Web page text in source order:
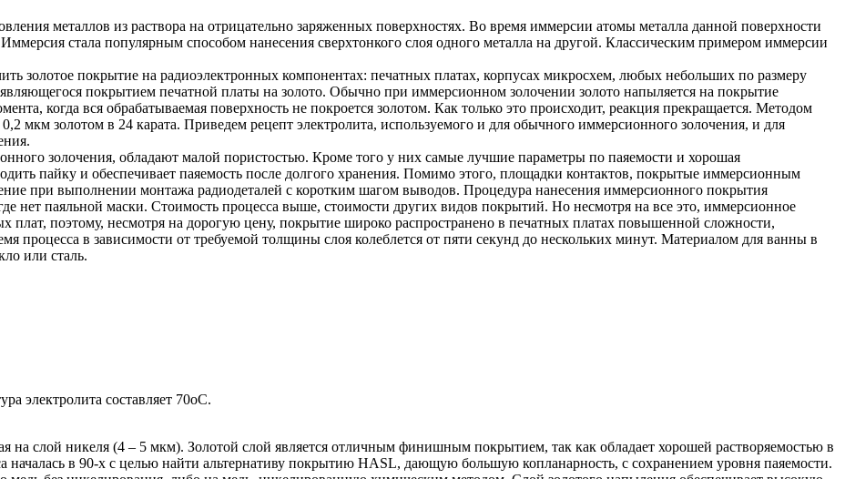
металлов из раствора на отрицательно заряженных поверхностях. Во время иммерсии атомы металла данной поверхности
стала популярным способом нанесения сверхтонкого слоя одного металла на другой. Классическим примером иммерсии
золотое покрытие на радиоэлектронных компонентах: печатных платах, корпусах микросхем, любых небольших по размеру
покрытием печатной платы на золото. Обычно при иммерсионном золочении золото напыляется на покрытие
когда вся обрабатываемая поверхность не покроется золотом. Как только это происходит, реакция прекращается. Методом
мкм золотом в 24 карата. Приведем рецепт электролита, используемого и для обычного иммерсионного золочения, и для
золочения, обладают малой пористостью. Кроме того у них самые лучшие параметры по паяемости и хорошая
пайку и обеспечивает паяемость после долгого хранения. Помимо этого, площадки контактов, покрытые иммерсионным
при выполнении монтажа радиодеталей с коротким шагом выводов. Процедура нанесения иммерсионного покрытия
нет паяльной маски. Стоимость процесса выше, стоимости других видов покрытий. Но несмотря на все это, иммерсионное
плат, поэтому, несмотря на дорогую цену, покрытие широко распространено в печатных платах повышенной сложности,
процесса в зависимости от требуемой толщины слоя колеблется от пяти секунд до нескольких минут. Материалом для ванны в
или сталь.
электролита составляет 70оС.
на слой никеля (4 – 5 мкм). Золотой слой является отличным финишным покрытием, так как обладает хорошей растворяемостью в
началась в 90-х с целью найти альтернативу покрытию HASL, дающую большую копланарность, с сохранением уровня паяемости.